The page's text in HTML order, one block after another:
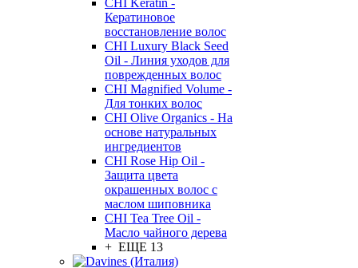
CHI Keratin -
Кератиновое
восстановление волос
CHI Luxury Black Seed
Oil - Линия уходов для
поврежденных волос
CHI Magnified Volume -
Для тонких волос
CHI Olive Organics - На
основе натуральных
ингредиентов
CHI Rose Hip Oil -
Защита цвета
окрашенных волос с
маслом шиповника
CHI Tea Tree Oil -
Масло чайного дерева
+ ЕЩЕ 13